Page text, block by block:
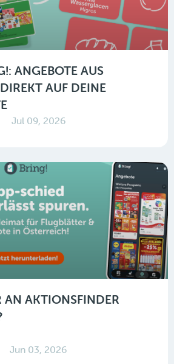
ANGEBOTE AUS
AUF DEINE
Jul 09, 2026
AN AKTIONSFINDER
Jun 03, 2026